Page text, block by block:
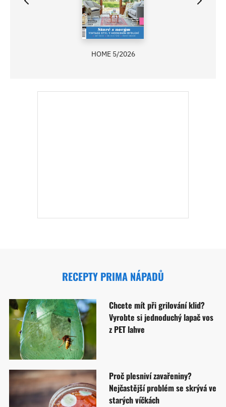
HOME 5/2026
RECEPTY PRIMA NÁPADŮ
Chcete mít při grilování klid?
Vyrobte si jednoduchý lapač vos
z PET lahve
Proč plesniví zavařeniny?
Nejčastější problém se skrývá ve
starých víčkách